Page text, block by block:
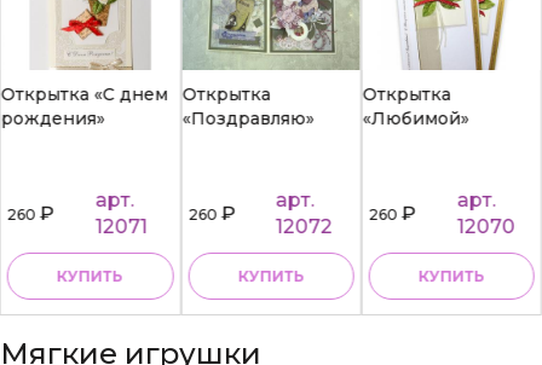
Открытка «С днем
рождения»
260₽
арт.
12071
КУПИТЬ
Открытка
«Поздравляю»
260₽
арт.
12072
КУПИТЬ
Открытка
«Любимой»
260₽
арт.
12070
КУПИТЬ
Мягкие игрушки